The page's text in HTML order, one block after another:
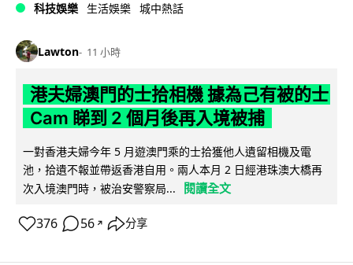
科技娛樂 生活娛樂 城中熱話
Lawton 11 小時
港夫婦澳門的士拾相機 據為己有被的士
Cam 睇到 2 個月後再入境被捕
一對香港夫婦今年 5 月遊澳門乘的士拾獲他人遺留相機及電
池，拾遺不報並帶返香港自用。兩人本月 2 日經港珠澳大橋再
次入境澳門時，被治安警察局...
閱讀全文
376 56 ↗ 分享